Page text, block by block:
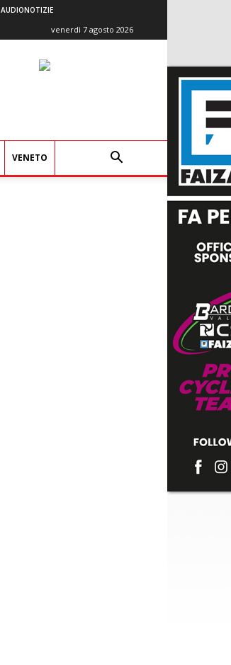
AUDIONOTIZIE
venerdì 7 agosto 2026
VENETO